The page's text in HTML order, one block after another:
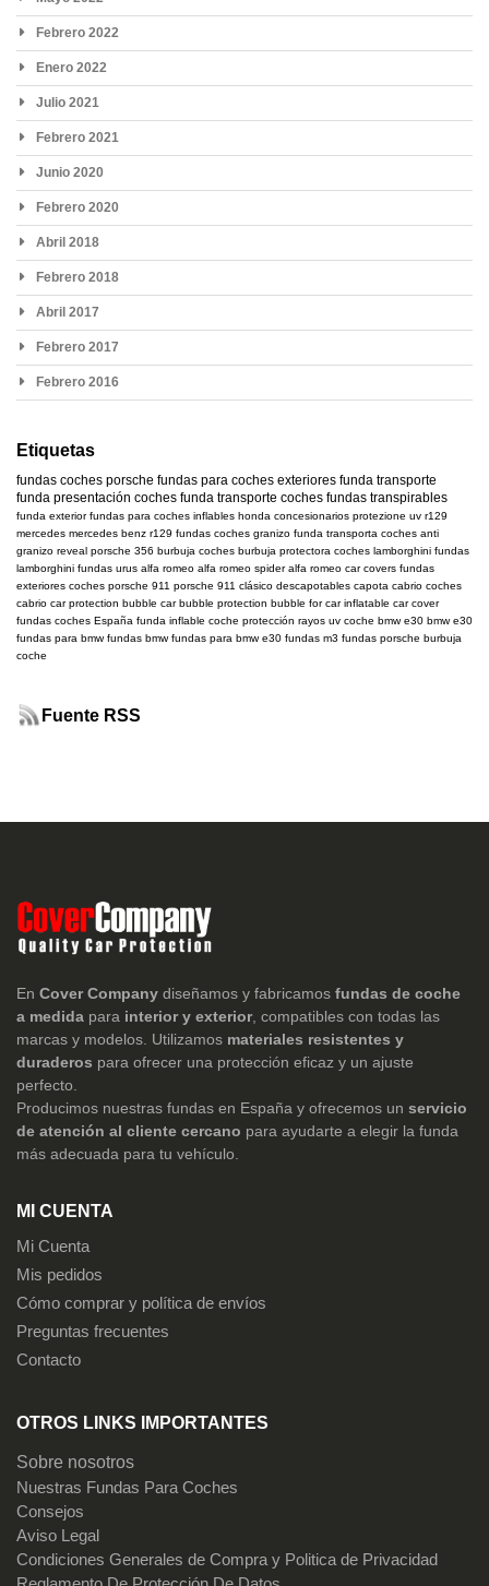
Febrero 2022
Enero 2022
Julio 2021
Febrero 2021
Junio 2020
Febrero 2020
Abril 2018
Febrero 2018
Abril 2017
Febrero 2017
Febrero 2016
Etiquetas
fundas coches porsche fundas para coches exteriores funda transporte
funda presentación coches funda transporte coches fundas transpirables
funda exterior fundas para coches inflables honda concesionarios protezione uv r129
mercedes mercedes benz r129 fundas coches granizo funda transporta coches anti
granizo reveal porsche 356 burbuja coches burbuja protectora coches lamborghini fundas
lamborghini fundas urus alfa romeo alfa romeo spider alfa romeo car covers fundas
exteriores coches porsche 911 porsche 911 clásico descapotables capota cabrio coches
cabrio car protection bubble car bubble protection bubble for car inflatable car cover
fundas coches España funda inflable coche protección rayos uv coche bmw e30 bmw e30
fundas para bmw fundas bmw fundas para bmw e30 fundas m3 fundas porsche burbuja
coche
Fuente RSS
En Cover Company diseñamos y fabricamos fundas de coche
a medida para interior y exterior, compatibles con todas las
marcas y modelos. Utilizamos materiales resistentes y
duraderos para ofrecer una protección eficaz y un ajuste
perfecto.
Producimos nuestras fundas en España y ofrecemos un servicio
de atención al cliente cercano para ayudarte a elegir la funda
más adecuada para tu vehículo.
MI CUENTA
Mi Cuenta
Mis pedidos
Cómo comprar y política de envíos
Preguntas frecuentes
Contacto
OTROS LINKS IMPORTANTES
Sobre nosotros
Nuestras Fundas Para Coches
Consejos
Aviso Legal
Condiciones Generales de Compra y Politica de Privacidad